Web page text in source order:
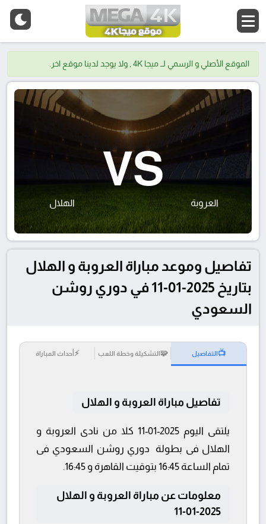
الموقع الأصلي و الرسمي لــ ميجا 4K , ولا يوجد لدينا موقع اخر.
العروبة
VS
الهلال
تفاصيل وموعد مباراة العروبة و الهلال
بتاريخ 2025-01-11 في دوري روشن
السعودي
📺التفاصيل 🧩التشكيلة وخطة اللعب ⚡أحداث المباراة
تفاصيل مباراة العروبة و الهلال
يلتقى اليوم 2025-01-11 كلا من نادى العروبة و
الهلال فى بطولة دوري روشن السعودي فى
تمام الساعة 16:45 بتوقيت القاهرة و 16:45.
معلومات عن مباراة العروبة و الهلال
2025-01-11